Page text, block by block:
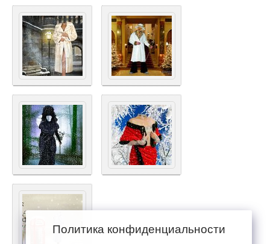
Политика конфиденциальности